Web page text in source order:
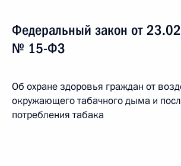
Федеральный закон от
№ 15-ФЗ
Об охране здоровья граждан от
окружающего табачного дыма и
потребления табака